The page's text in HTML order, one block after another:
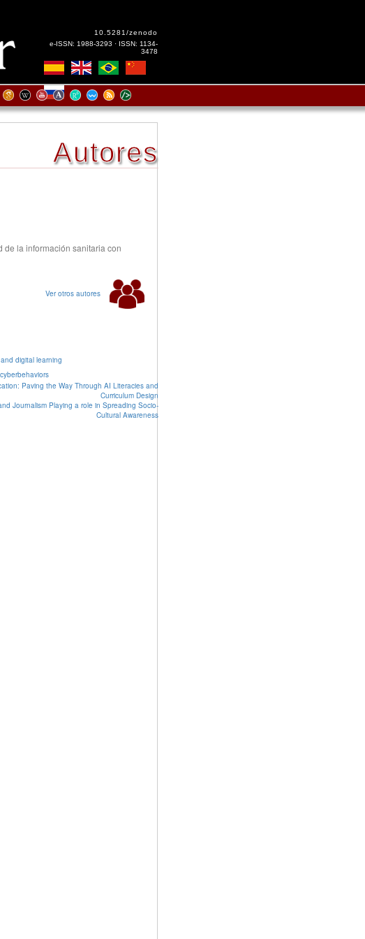
10.5281/zenodo
e-ISSN: 1988-3293 · ISSN: 1134-
3478
Autores
la información sanitaria con
Ver otros autores